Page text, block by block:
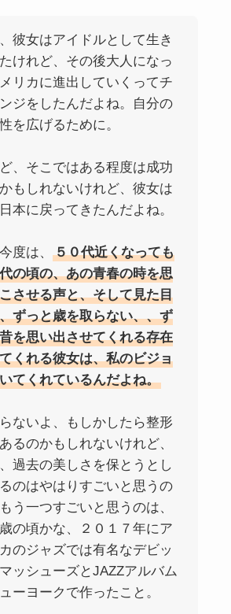
彼女はアイドルとして生き
けれど、その後大人になっ
リカに進出していくってチ
ジをしたんだよね。自分の
を広げるために。
、そこではある程度は成功
もしれないけれど、彼女は
本に戻ってきたんだよね。
度は、
５０代近くなっても
の頃の、あの青春の時を思
させる声と、そして見た目
ずっと歳を取らない、、ず
を思い出させてくれる存在
くれる彼女は、私のビジョ
てくれているんだよね。
ないよ、もしかしたら整形
るのかもしれないけれど、
過去の美しさを保とうとし
のはやはりすごいと思うの
う一つすごいと思うのは、
の頃かな、２０１７年にア
のジャズでは有名なデビッ
マッシューズとJAZZアルバム
ーヨークで作ったこと。